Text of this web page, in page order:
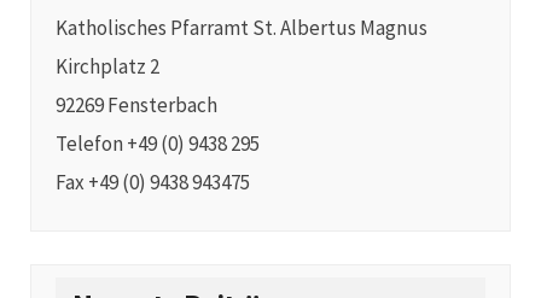
Katholisches Pfarramt St. Albertus Magnus
Kirchplatz 2
92269 Fensterbach
Telefon +49 (0) 9438 295
Fax +49 (0) 9438 943475